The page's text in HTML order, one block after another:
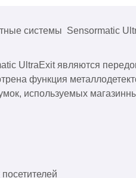
системы Sensormatic
UltraExit являются
функция
используемых